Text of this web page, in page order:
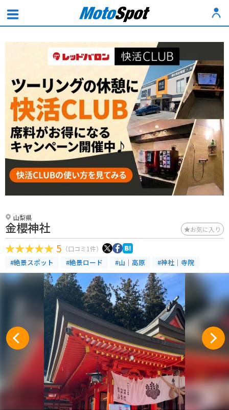
山梨県
金櫻神社 お気に入り
5 （口コミ1件）
#絶景スポット #絶景ロード #山｜高原 #神社｜寺院